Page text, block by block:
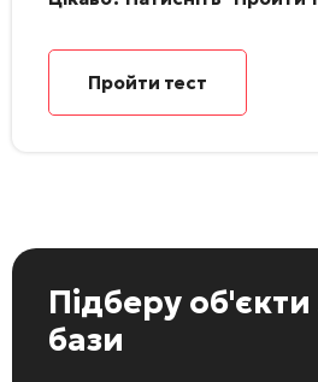
Пройти тест
Підберу об'єкти
бази